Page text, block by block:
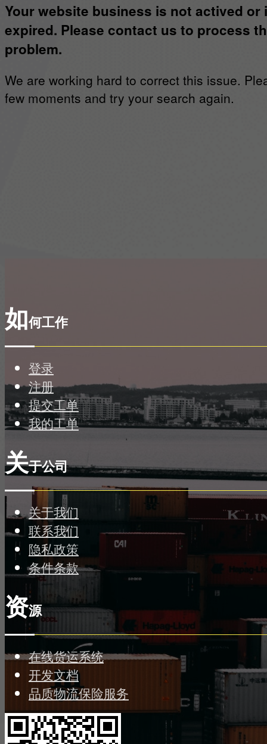
Your website business is not actived or
expired. Please contact us to process
problem.
We are working hard to correct this issue.
few moments and try your search again.
如何工作
登录
注册
提交工单
我的工单
关于公司
关于我们
联系我们
隐私政策
条件条款
资源
在线货运系统
开发文档
品质物流保险服务